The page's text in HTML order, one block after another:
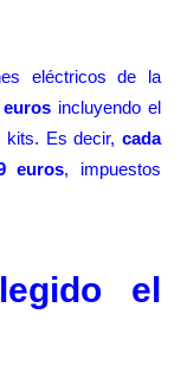
eléctricos de la
eurosincluyendo el
kits. Es decir, cada
euros, impuestos
el